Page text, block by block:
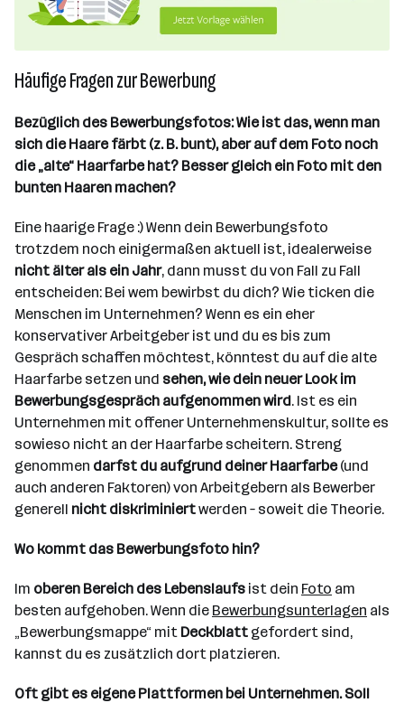
Häufige Fragen zur Bewerbung
Bezüglich des Bewerbungsfotos: Wie ist das, wenn man
sich die Haare färbt (z. B. bunt), aber auf dem Foto noch
die „alte“ Haarfarbe hat? Besser gleich ein Foto mit den
bunten Haaren machen?
Eine haarige Frage :) Wenn dein Bewerbungsfoto
trotzdem noch einigermaßen aktuell ist, idealerweise
nicht älter als ein Jahr, dann musst du von Fall zu Fall
entscheiden: Bei wem bewirbst du dich? Wie ticken die
Menschen im Unternehmen? Wenn es ein eher
konservativer Arbeitgeber ist und du es bis zum
Gespräch schaffen möchtest, könntest du auf die alte
Haarfarbe setzen und sehen, wie dein neuer Look im
Bewerbungsgespräch aufgenommen wird. Ist es ein
Unternehmen mit offener Unternehmenskultur, sollte es
sowieso nicht an der Haarfarbe scheitern. Streng
genommen darfst du aufgrund deiner Haarfarbe(und
auch anderen Faktoren) von Arbeitgebern als Bewerber
generell nicht diskriminiertwerden – soweit die Theorie.
Wo kommt das Bewerbungsfoto hin?
Im oberen Bereich des Lebenslaufs ist dein Foto am
besten aufgehoben. Wenn die Bewerbungsunterlagen als
„Bewerbungsmappe“ mit Deckblatt gefordert sind,
kannst du es zusätzlich dort platzieren.
Oft gibt es eigene Plattformen bei Unternehmen. Soll